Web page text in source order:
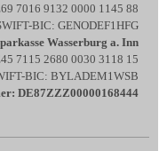
7016 9132 0000 1145 88
BIC: GENODEF1HFG
Wasserburg a. Inn
7115 2680 0030 3118 15
BIC: BYLADEM1WSB
DE87ZZZ00000168444